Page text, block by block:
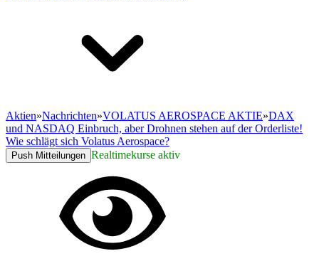
Aktien»Nachrichten»VOLATUS AEROSPACE AKTIE»DAX
und NASDAQ Einbruch, aber Drohnen stehen auf der Orderliste!
Wie schlägt sich Volatus Aerospace?
Push Mitteilungen Realtimekurse aktiv